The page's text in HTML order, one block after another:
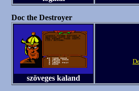
Doc the Destroyer
szöveges kaland